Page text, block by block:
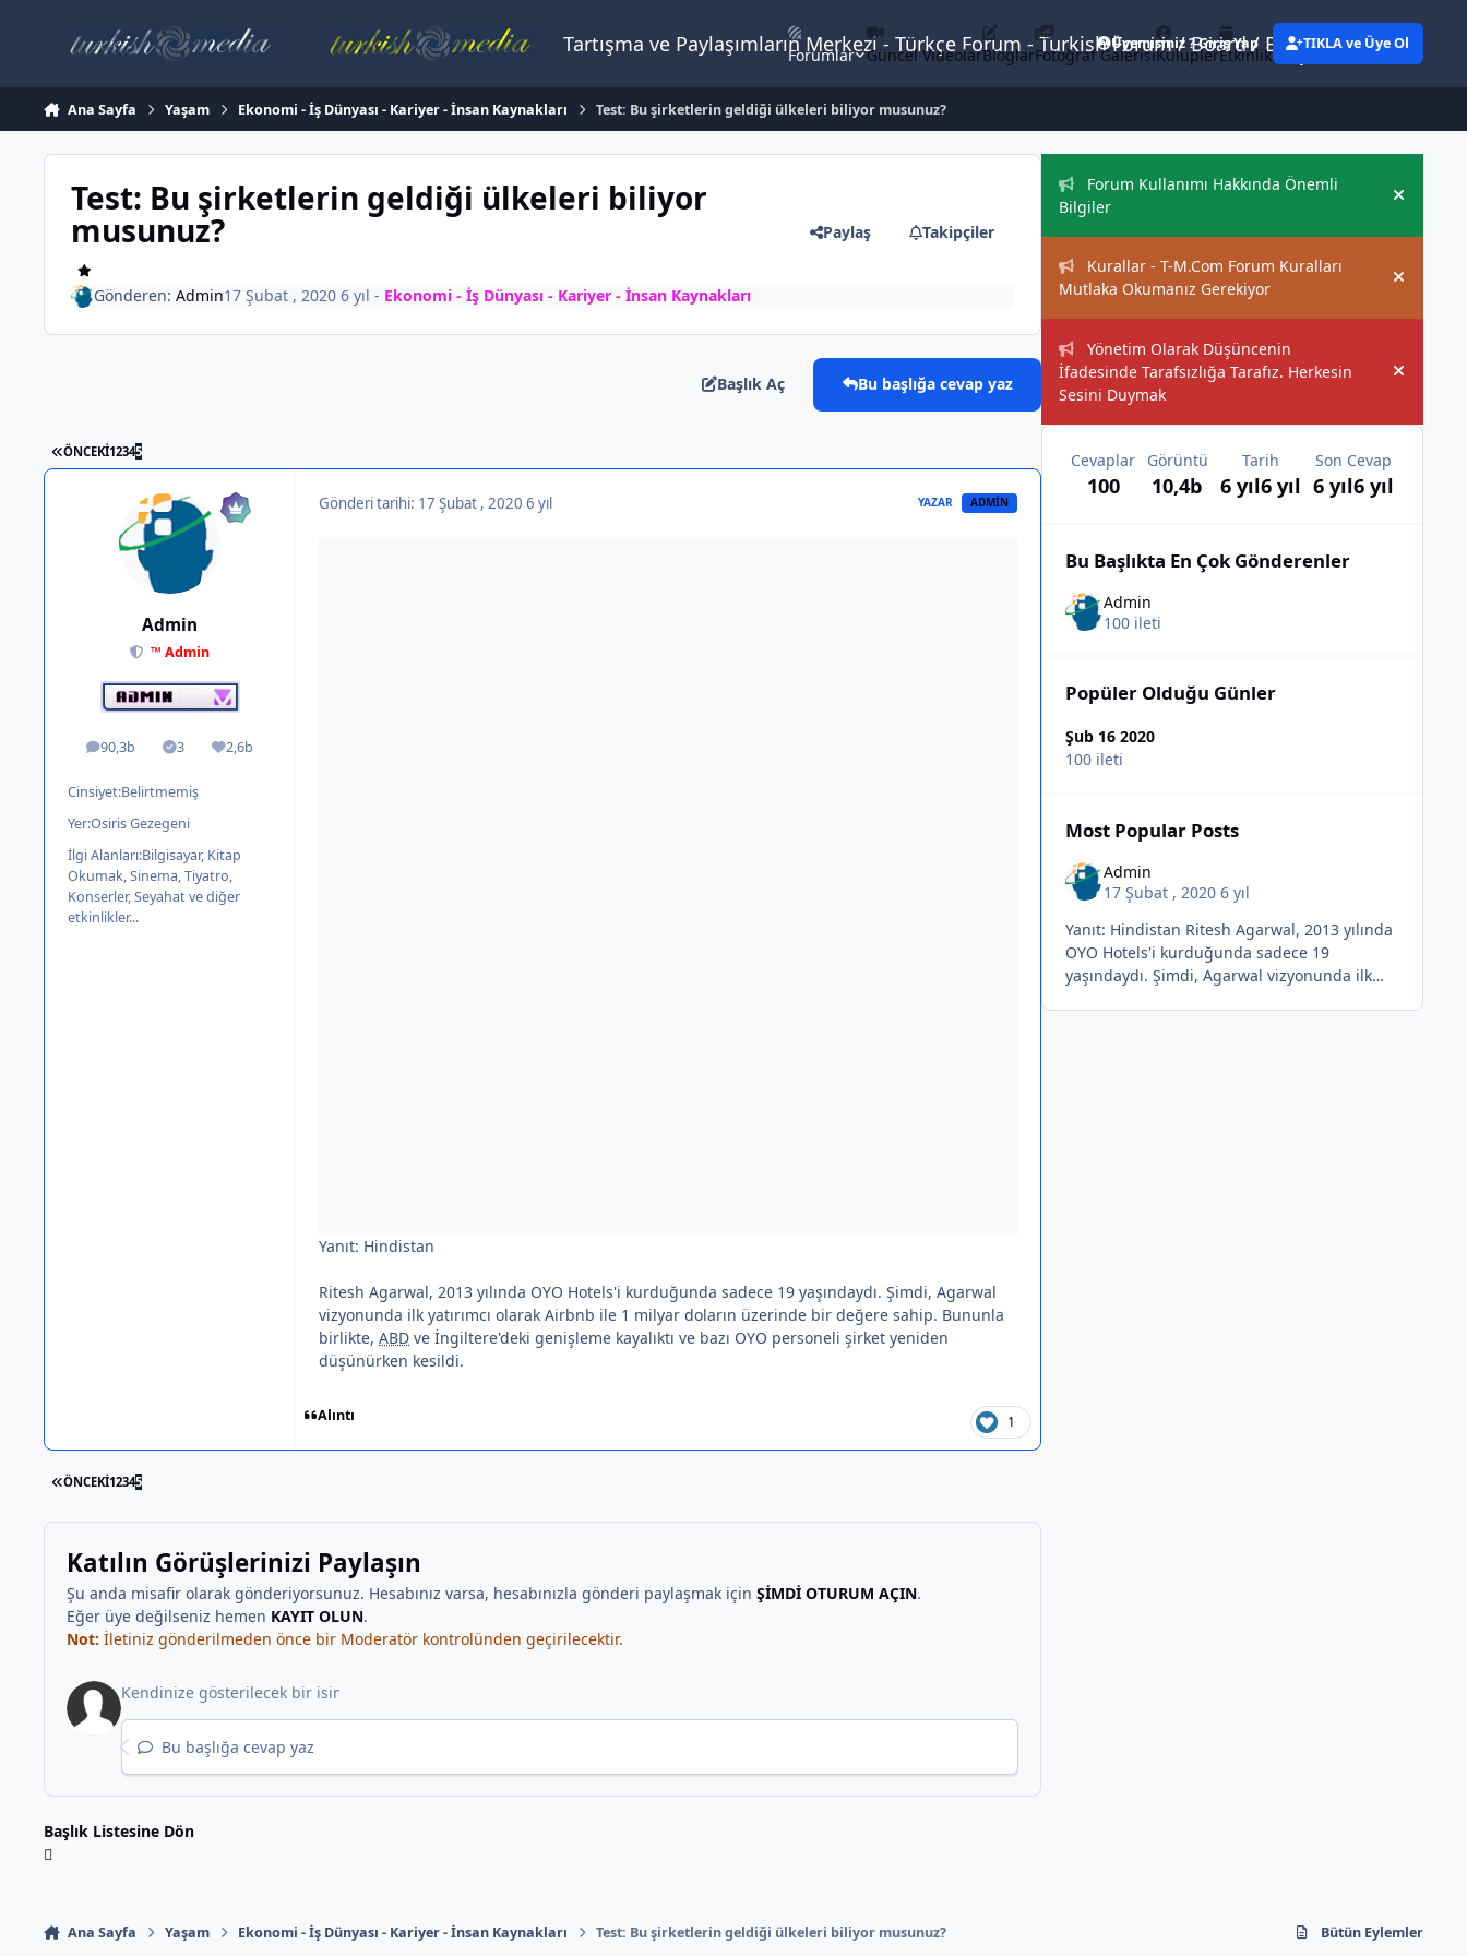
Tartışma ve Paylaşımların Merkezi - Türkçe Forum - Turkish Forum / Board / Blog
Forumlar Güncel VideolarBloglarFotoğraf GalerisiKulüplerEtkinliklerEylemler
Üyemisiniz ? Giriş Yap TIKLA ve Üye Ol
Ana Sayfa Yaşam Ekonomi - İş Dünyası - Kariyer - İnsan Kaynakları Test: Bu şirketlerin geldiği ülkeleri biliyor musunuz?
Test: Bu şirketlerin geldiği ülkeleri biliyor
musunuz? Paylaş Takipçiler
Gönderen: Admin17 Şubat , 2020 6 yıl - Ekonomi - İş Dünyası - Kariyer - İnsan Kaynakları
Başlık Aç Bu başlığa cevap yaz
İLK SAYFA
ÖNCEKI12345
Admin
™ Admin
90,3b
ileti 3
Solutions2,6b
İtibar
Cinsiyet:Belirtmemiş
Yer:Osiris Gezegeni
İlgi Alanları:Bilgisayar, Kitap
Okumak, Sinema, Tiyatro,
Konserler, Seyahat ve diğer
etkinlikler...
Gönderi tarihi: 17 Şubat , 2020 6 yıl YAZAR ADMIN
Yanıt: Hindistan
Ritesh Agarwal, 2013 yılında OYO Hotels'i kurduğunda sadece 19 yaşındaydı. Şimdi, Agarwal
vizyonunda ilk yatırımcı olarak Airbnb ile 1 milyar doların üzerinde bir değere sahip. Bununla
birlikte, ABD ve İngiltere'deki genişleme kayalıktı ve bazı OYO personeli şirket yeniden
düşünürken kesildi.
Alıntı 1
İLK SAYFA
ÖNCEKI12345
Katılın Görüşlerinizi Paylaşın
Şu anda misafir olarak gönderiyorsunuz. Hesabınız varsa, hesabınızla gönderi paylaşmak için ŞİMDİ OTURUM AÇIN.
Eğer üye değilseniz hemen KAYIT OLUN.
Not: İletiniz gönderilmeden önce bir Moderatör kontrolünden geçirilecektir.
Bu başlığa cevap yaz
Başlık Listesine Dön
Duyurular
Forum Kullanımı Hakkında Önemli
Bilgiler
Hide
Kurallar - T-M.Com Forum Kuralları
Mutlaka Okumanız Gerekiyor
Hide
Yönetim Olarak Düşüncenin
İfadesinde Tarafsızlığa Tarafız. Herkesin
Sesini Duymak
Hide
Cevaplar
100
Görüntü
10,4b
Tarih
6 yıl6 yıl
Son Cevap
6 yıl6 yıl
Bu Başlıkta En Çok Gönderenler
Admin
100 ileti
Popüler Olduğu Günler
Şub 16 2020
100 ileti
Most Popular Posts
Admin
17 Şubat , 2020 6 yıl
Yanıt: Hindistan Ritesh Agarwal, 2013 yılında
OYO Hotels'i kurduğunda sadece 19
yaşındaydı. Şimdi, Agarwal vizyonunda ilk
Ana Sayfa Yaşam Ekonomi - İş Dünyası - Kariyer - İnsan Kaynakları Test: Bu şirketlerin geldiği ülkeleri biliyor musunuz? Bütün Eylemler